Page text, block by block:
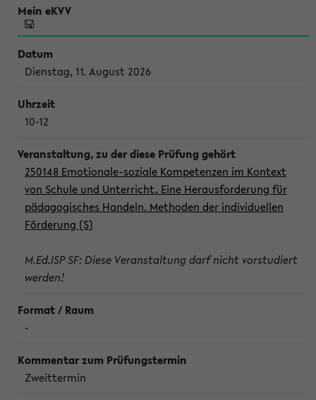
Dienstag, 11. August 2026
10-12
250148 Emotionale-soziale Kompetenzen im Kontext
von Schule und Unterricht. Eine Herausforderung für
pädagogisches Handeln. Methoden der individuellen
Förderung (S)
M.Ed.ISP SF: Diese Veranstaltung darf nicht vorstudiert
werden!
-
Zweittermin